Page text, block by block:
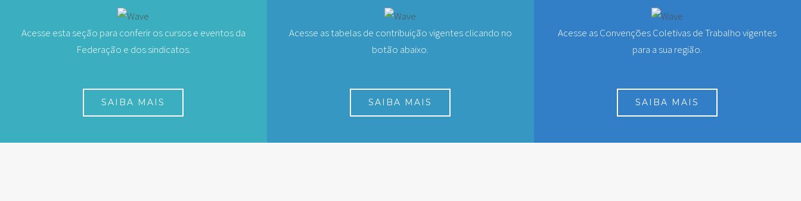
Acesse esta seção para conferir os cursos e eventos da
Federação e dos sindicatos.
SAIBA MAIS
Acesse as tabelas de contribuição vigentes clicando no
botão abaixo.
SAIBA MAIS
Acesse as Convenções Coletivas de Trabalho vigentes
para a sua região.
SAIBA MAIS